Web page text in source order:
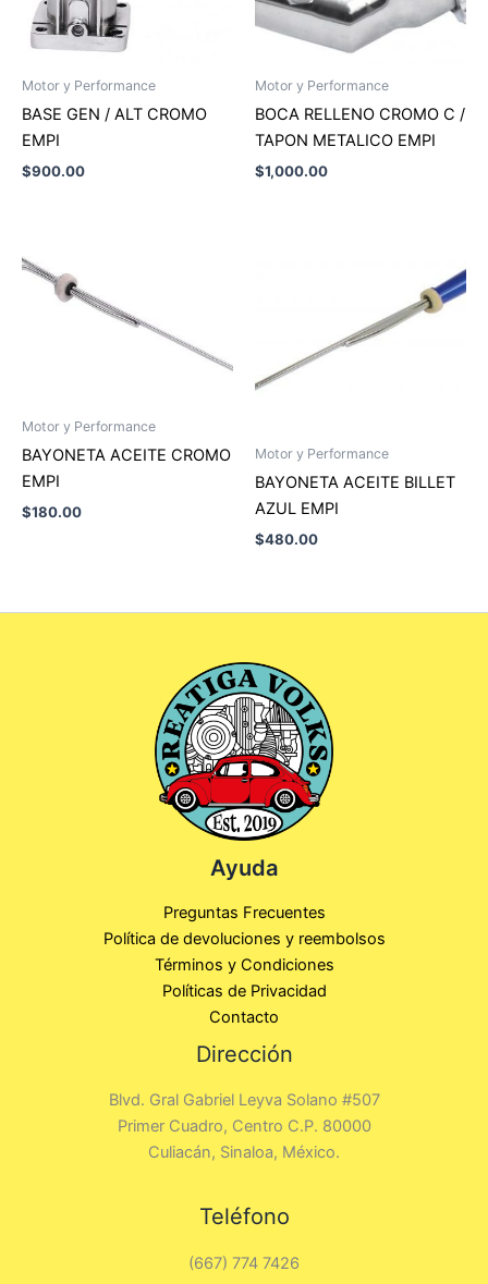
Motor y Performance
BASE GEN / ALT CROMO
EMPI
$900.00
Motor y Performance
BOCA RELLENO CROMO C /
TAPON METALICO EMPI
$1,000.00
Motor y Performance
BAYONETA ACEITE CROMO
EMPI
$180.00
Motor y Performance
BAYONETA ACEITE BILLET
AZUL EMPI
$480.00
Ayuda
Preguntas Frecuentes
Política de devoluciones y reembolsos
Términos y Condiciones
Políticas de Privacidad
Contacto
Dirección
Blvd. Gral Gabriel Leyva Solano #507
Primer Cuadro, Centro C.P. 80000
Culiacán, Sinaloa, México.
Teléfono
(667) 774 7426